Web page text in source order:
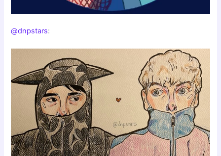
@dnpstars: